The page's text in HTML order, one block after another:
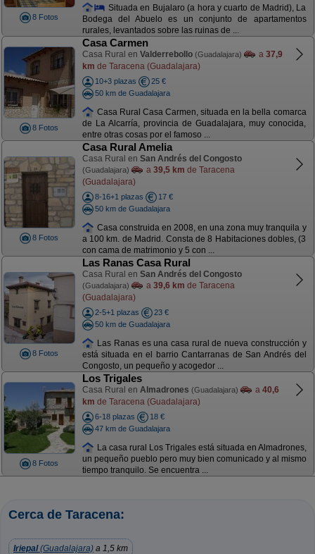
8 Fotos
Situada en Bujalaro (a hora y cuarto de Madrid), La
Bodega del Abuelo es un conjunto de apartamentos
rurales, levantados sobre las ruinas de ...
8 Fotos
Casa Carmen
Casa Rural en Valderrebollo (Guadalajara) a 37,9
km de Taracena (Guadalajara)
10+3 plazas
25 €
50 km de Guadalajara
Casa Rural Casa Carmen, situada en la bella comarca
de La Alcarría, provincia de Guadalajara, muy conocida,
entre otras cosas por el famoso ...
8 Fotos
Casa Rural Amelia
Casa Rural en San Andrés del Congosto
(Guadalajara) a 39,5 km de Taracena
(Guadalajara)
8-16+1 plazas
17 €
50 km de Guadalajara
Casa construida en 2008, en una zona muy tranquila y
a 100 km. de Madrid. Consta de 8 Habitaciones dobles, (3
con cama de matrimonio y 5 con ...
8 Fotos
Las Ranas Casa Rural
Casa Rural en San Andrés del Congosto
(Guadalajara) a 39,6 km de Taracena
(Guadalajara)
2-5+1 plazas
23 €
50 km de Guadalajara
Las Ranas es una casa rural de nueva construcción y
está situada en el barrio Cantarranas de San Andrés del
Congosto, un pequeño y acogedor ...
8 Fotos
Los Trigales
Casa Rural en Almadrones (Guadalajara) a 40,6
km de Taracena (Guadalajara)
6-18 plazas
18 €
47 km de Guadalajara
La casa rural Los Trigales está situada en Almadrones,
un pequeño pueblo pero muy bien comunicado y al mismo
tiempo tranquilo. Se encuentra ...
Cerca de Taracena:
Iriepal(Guadalajara) a 1,5 km